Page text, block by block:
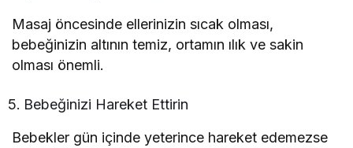
Masaj öncesinde ellerinizin sıcak olması,
bebeğinizin altının temiz, ortamın ılık ve sakin
olması önemli.
Bebeğinizi Hareket Ettirin
Bebekler gün içinde yeterince hareket edemezse